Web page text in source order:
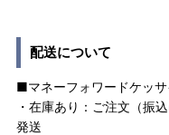
配送について
■マネーフォワードケッサ
・在庫あり：ご注文（振
発送